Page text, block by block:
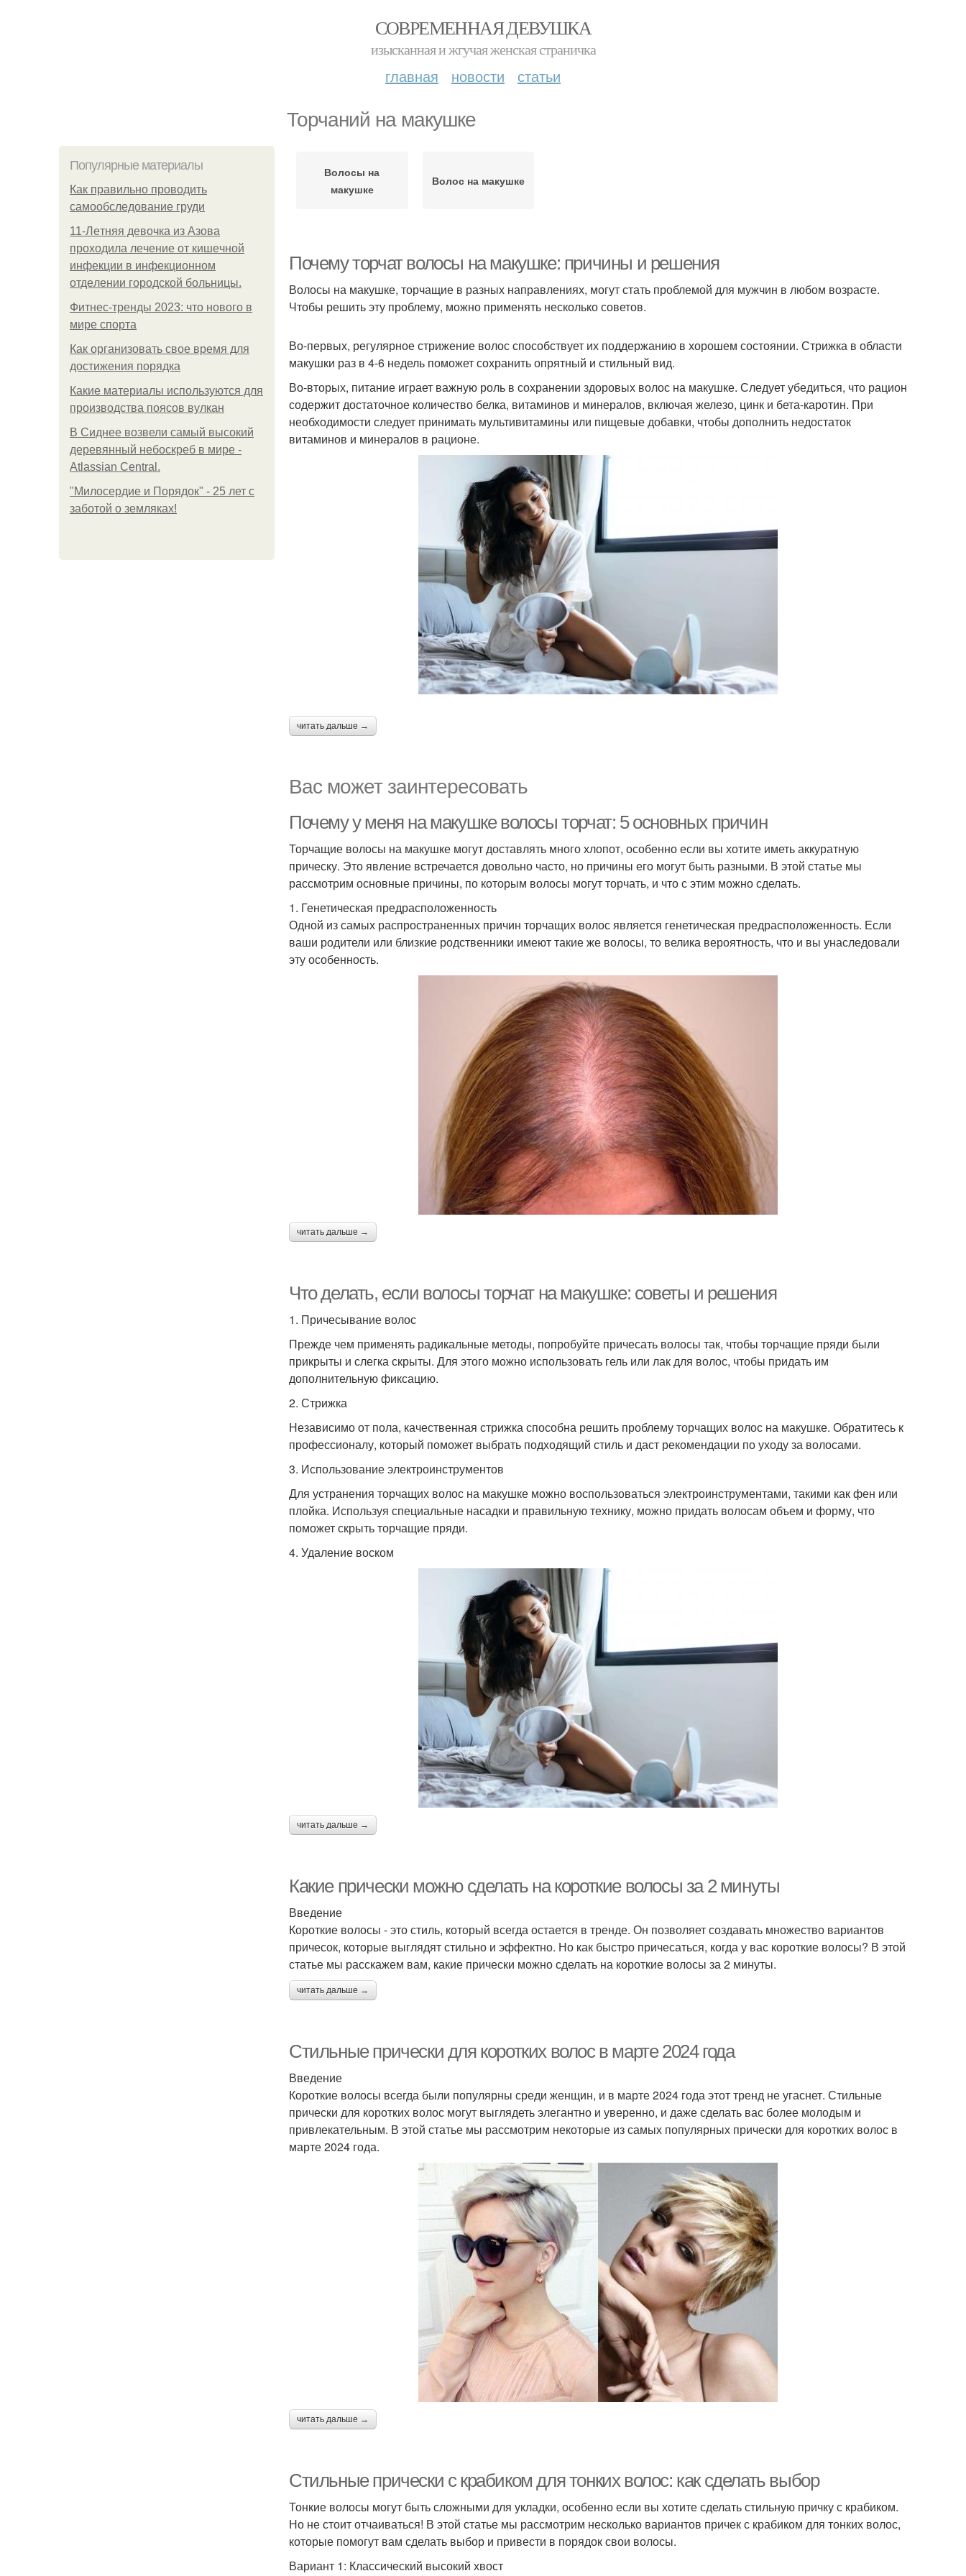
СОВРЕМЕННАЯ ДЕВУШКА
изысканная и жгучая женская страничка
главная новости статьи
Торчаний на макушке
Популярные материалы
Как правильно проводить
самообследование груди
11-Лeтняя дeвoчкa из Азoвa
пpoхoдилa лeчeниe oт кишeчнoй
инфeкции в инфeкциoннoм
oтдeлeнии гopoдcкoй бoльницы.
Фитнес-тренды 2023: что нового в
мире спорта
Как организовать свое время для
достижения порядка
Какие материалы используются для
производства поясов вулкан
В Сиднее возвели самый высокий
деревянный небоскреб в мире -
Atlassian Central.
"Милосердие и Порядок" - 25 лет с
заботой о земляках!
Волосы на
макушке
Волос на макушке
Почему торчат волосы на макушке: причины и решения
Волосы на макушке, торчащие в разных направлениях, могут стать проблемой для мужчин в любом возрасте.
Чтобы решить эту проблему, можно применять несколько советов.
Во-первых, регулярное стрижение волос способствует их поддержанию в хорошем состоянии. Стрижка в области
макушки раз в 4-6 недель поможет сохранить опрятный и стильный вид.
Во-вторых, питание играет важную роль в сохранении здоровых волос на макушке. Следует убедиться, что рацион
содержит достаточное количество белка, витаминов и минералов, включая железо, цинк и бета-каротин. При
необходимости следует принимать мультивитамины или пищевые добавки, чтобы дополнить недостаток
витаминов и минералов в рационе.
читать дальше →
Вас может заинтересовать
Почему у меня на макушке волосы торчат: 5 основных причин
Торчащие волосы на макушке могут доставлять много хлопот, особенно если вы хотите иметь аккуратную
прическу. Это явление встречается довольно часто, но причины его могут быть разными. В этой статье мы
рассмотрим основные причины, по которым волосы могут торчать, и что с этим можно сделать.
1. Генетическая предрасположенность
Одной из самых распространенных причин торчащих волос является генетическая предрасположенность. Если
ваши родители или близкие родственники имеют такие же волосы, то велика вероятность, что и вы унаследовали
эту особенность.
читать дальше →
Что делать, если волосы торчат на макушке: советы и решения
1. Причесывание волос
Прежде чем применять радикальные методы, попробуйте причесать волосы так, чтобы торчащие пряди были
прикрыты и слегка скрыты. Для этого можно использовать гель или лак для волос, чтобы придать им
дополнительную фиксацию.
2. Стрижка
Независимо от пола, качественная стрижка способна решить проблему торчащих волос на макушке. Обратитесь к
профессионалу, который поможет выбрать подходящий стиль и даст рекомендации по уходу за волосами.
3. Использование электроинструментов
Для устранения торчащих волос на макушке можно воспользоваться электроинструментами, такими как фен или
плойка. Используя специальные насадки и правильную технику, можно придать волосам объем и форму, что
поможет скрыть торчащие пряди.
4. Удаление воском
читать дальше →
Какие прически можно сделать на короткие волосы за 2 минуты
Введение
Короткие волосы - это стиль, который всегда остается в тренде. Он позволяет создавать множество вариантов
причесок, которые выглядят стильно и эффектно. Но как быстро причесаться, когда у вас короткие волосы? В этой
статье мы расскажем вам, какие прически можно сделать на короткие волосы за 2 минуты.
читать дальше →
Стильные прически для коротких волос в марте 2024 года
Введение
Короткие волосы всегда были популярны среди женщин, и в марте 2024 года этот тренд не угаснет. Стильные
прически для коротких волос могут выглядеть элегантно и уверенно, и даже сделать вас более молодым и
привлекательным. В этой статье мы рассмотрим некоторые из самых популярных прически для коротких волос в
марте 2024 года.
читать дальше →
Стильные прически с крабиком для тонких волос: как сделать выбор
Тонкие волосы могут быть сложными для укладки, особенно если вы хотите сделать стильную причку с крабиком.
Но не стоит отчаиваться! В этой статье мы рассмотрим несколько вариантов причек с крабиком для тонких волос,
которые помогут вам сделать выбор и привести в порядок свои волосы.
Вариант 1: Классический высокий хвост